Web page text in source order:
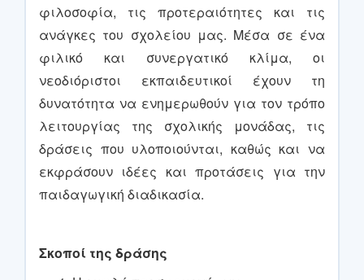
φιλοσοφία, τις προτεραιότητες και τις
ανάγκες του σχολείου μας. Μέσα σε ένα
φιλικό και συνεργατικό κλίμα, οι
νεοδιόριστοι εκπαιδευτικοί έχουν τη
δυνατότητα να ενημερωθούν για τον τρόπο
λειτουργίας της σχολικής μονάδας, τις
δράσεις που υλοποιούνται, καθώς και να
εκφράσουν ιδέες και προτάσεις για την
παιδαγωγική διαδικασία.
Σκοποί της δράσης